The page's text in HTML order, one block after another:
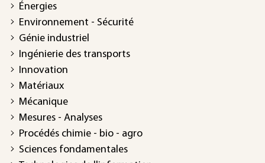
Énergies
Environnement - Sécurité
Génie industriel
Ingénierie des transports
Innovation
Matériaux
Mécanique
Mesures - Analyses
Procédés chimie - bio - agro
Sciences fondamentales